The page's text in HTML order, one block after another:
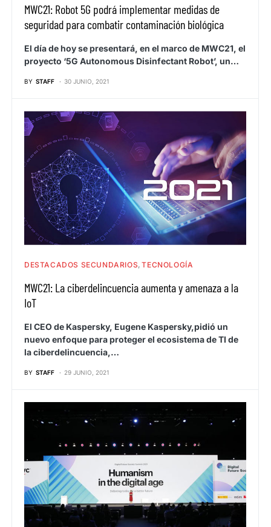
MWC21: Robot 5G podrá implementar medidas de
seguridad para combatir contaminación biológica
El día de hoy se presentará, en el marco de MWC21, el
proyecto ‘5G Autonomous Disinfectant Robot’, un…
BY STAFF 30 JUNIO, 2021
DESTACADOS SECUNDARIOS TECNOLOGÍA
MWC21: La ciberdelincuencia aumenta y amenaza a la
IoT
El CEO de Kaspersky, Eugene Kaspersky,pidió un
nuevo enfoque para proteger el ecosistema de TI de
la ciberdelincuencia,…
BY STAFF 29 JUNIO, 2021